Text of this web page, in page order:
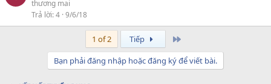
thương mai
Trả lời 4 9/6/18
1 of 2 Tiếp
Bạn phải đăng nhập hoặc đăng ký để viết bài.